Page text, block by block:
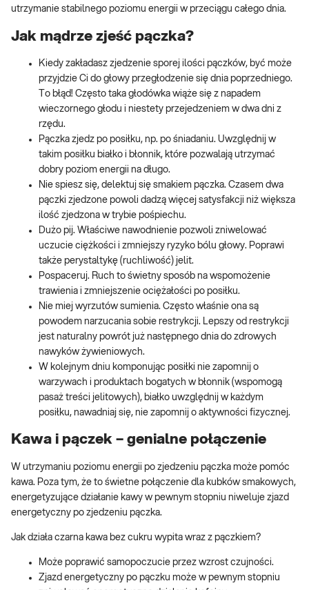
utrzymanie stabilnego poziomu energii w przeciągu całego dnia.
Jak mądrze zjeść pączka?
Kiedy zakładasz zjedzenie sporej ilości pączków, być może
przyjdzie Ci do głowy przegłodzenie się dnia poprzedniego.
To błąd! Często taka głodówka wiąże się z napadem
wieczornego głodu i niestety przejedzeniem w dwa dni z
rzędu.
Pączka zjedz po posiłku, np. po śniadaniu. Uwzględnij w
takim posiłku białko i błonnik, które pozwalają utrzymać
dobry poziom energii na długo.
Nie spiesz się, delektuj się smakiem pączka. Czasem dwa
pączki zjedzone powoli dadzą więcej satysfakcji niż większa
ilość zjedzona w trybie pośpiechu.
Dużo pij. Właściwe nawodnienie pozwoli zniwelować
uczucie ciężkości i zmniejszy ryzyko bólu głowy. Poprawi
także perystaltykę (ruchliwość) jelit.
Pospaceruj. Ruch to świetny sposób na wspomożenie
trawienia i zmniejszenie ociężałości po posiłku.
Nie miej wyrzutów sumienia. Często właśnie ona są
powodem narzucania sobie restrykcji. Lepszy od restrykcji
jest naturalny powrót już następnego dnia do zdrowych
nawyków żywieniowych.
W kolejnym dniu komponując posiłki nie zapomnij o
warzywach i produktach bogatych w błonnik (wspomogą
pasaż treści jelitowych), białko uwzględnij w każdym
posiłku, nawadniaj się, nie zapomnij o aktywności fizycznej.
Kawa i pączek – genialne połączenie
W utrzymaniu poziomu energii po zjedzeniu pączka może pomóc
kawa. Poza tym, że to świetne połączenie dla kubków smakowych,
energetyzujące działanie kawy w pewnym stopniu niweluje zjazd
energetyczny po zjedzeniu pączka.
Jak działa czarna kawa bez cukru wypita wraz z pączkiem?
Może poprawić samopoczucie przez wzrost czujności.
Zjazd energetyczny po pączku może w pewnym stopniu